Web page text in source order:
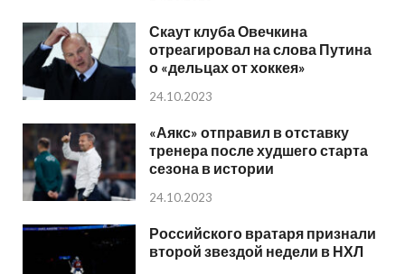
Скаут клуба Овечкина
отреагировал на слова Путина
о «дельцах от хоккея»
24.10.2023
«Аякс» отправил в отставку
тренера после худшего старта
сезона в истории
24.10.2023
Российского вратаря признали
второй звездой недели в НХЛ